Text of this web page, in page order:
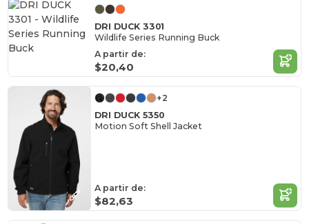
DRI DUCK 3301
Wildlife Series Running Buck
A partir de:
$20,40
+2
DRI DUCK 5350
Motion Soft Shell Jacket
A partir de:
$82,63